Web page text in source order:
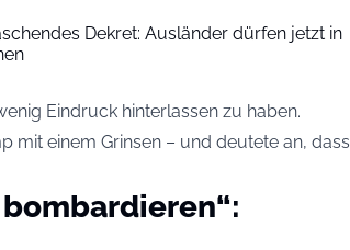
Dekret: Ausländer dürfen jetzt in
Eindruck hinterlassen zu haben.
mit einem Grinsen – und deutete an, dass